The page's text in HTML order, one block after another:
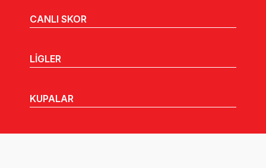
CANLI SKOR
LİGLER
KUPALAR